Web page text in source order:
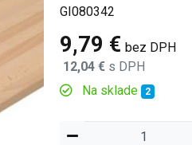
GI080342
9,79 € bez DPH
12,04 € s DPH
Na sklade
2